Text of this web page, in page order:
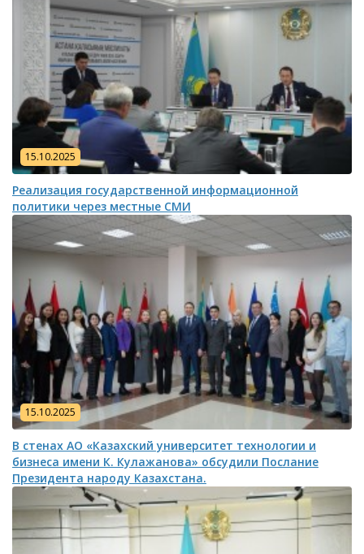
15.10.2025
Реализация государственной информационной
политики через местные СМИ
15.10.2025
В стенах АО «Казахский университет технологии и
бизнеса имени К. Кулажанова» обсудили Послание
Президента народу Казахстана.